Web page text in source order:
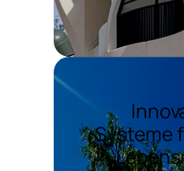
Systeme